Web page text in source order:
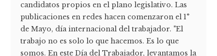
candidatos propios en el plano legislativo. Las
publicaciones en redes hacen comenzaron el 1°
de Mayo, día internacional del trabajador. "El
trabajo no es solo lo que hacemos. Es lo que
somos. En este Día del Trabajador, levantamos la